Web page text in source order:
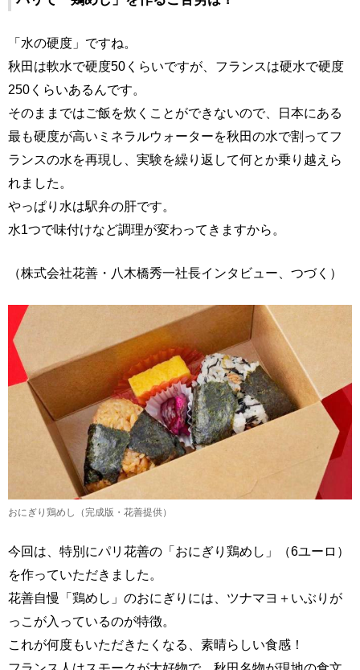
「水の硬度」ですね。
秋田は軟水で硬度50くらいですが、フランスは硬水で硬度
250くらいあるんです。
そのままではご飯を炊くことができないので、日本にある
最も硬度が高いミネラルウォーターを秋田の水で割ってフ
ランスの水を再現し、実験を繰り返して何とか乗り越えら
れました。
やっぱり水は駅弁の肝です。
水1つで味付けなど調理が変わってきますから。
（株式会社花善・八木橋秀一社長インタビュー、つづく）
おにぎり鶏めし（完成版・花善提供）
今回は、特別にパリ花善の「おにぎり鶏めし」（6ユーロ）
を作っていただきました。
花善自慢「鶏めし」のおにぎりには、ツナマヨ＋いぶりが
っこが入っているのが特徴。
これが何度もいただきたくなる、素晴らしい食感！